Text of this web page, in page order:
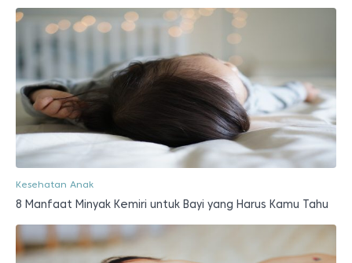
Kesehatan Anak
8 Manfaat Minyak Kemiri untuk Bayi yang Harus Kamu Tahu